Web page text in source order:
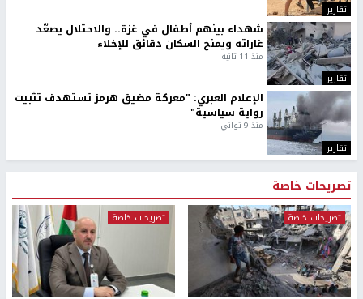
تقارير
تقارير
شهداء بينهم أطفال في غزة.. والاحتلال يصعّد
غاراته ويمنح السكان دقائق للإخلاء
منذ 11 ثانية
تقارير
الإعلام العبري: "معركة مضيق هرمز تستهدف تثبيت
رواية سياسية"
منذ 9 ثواني
تصريحات خاصة
تصريحات خاصة تصريحات خاصة